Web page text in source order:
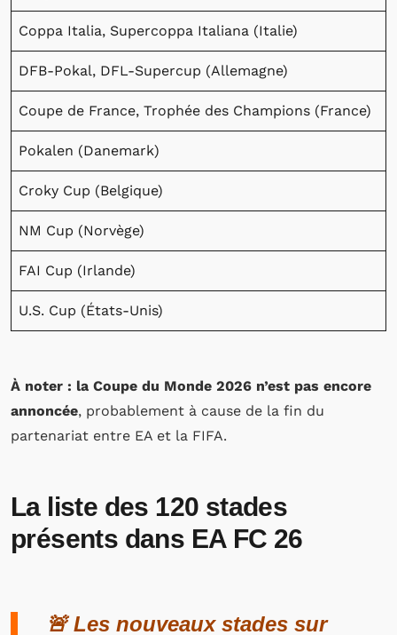
Coppa Italia, Supercoppa Italiana (Italie)
DFB-Pokal, DFL-Supercup (Allemagne)
Coupe de France, Trophée des Champions (France)
Pokalen (Danemark)
Croky Cup (Belgique)
NM Cup (Norvège)
FAI Cup (Irlande)
U.S. Cup (États-Unis)
À noter : la Coupe du Monde 2026 n’est pas encore
annoncée, probablement à cause de la fin du
partenariat entre EA et la FIFA.
La liste des 120 stades
présents dans EA FC 26
🚨 Les nouveaux stades sur